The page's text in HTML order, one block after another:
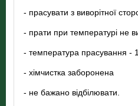
- прасувати з виворітної
- прати при температурі не
- температура прасування -
- хімчистка заборонена
- не бажано відбілювати.